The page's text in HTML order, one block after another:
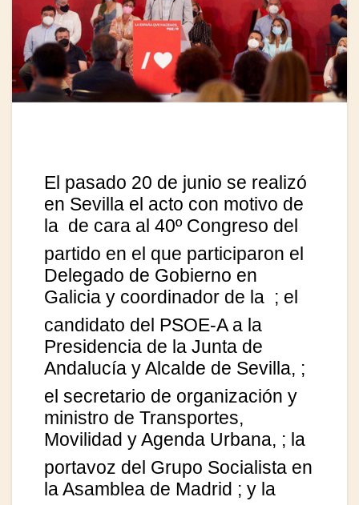
El pasado 20 de junio se realizó
en Sevilla el acto con motivo de
la de cara al 40º Congreso del
partido en el que participaron el
Delegado de Gobierno en
Galicia y coordinador de la ; el
candidato del PSOE-A a la
Presidencia de la Junta de
Andalucía y Alcalde de Sevilla, ;
el secretario de organización y
ministro de Transportes,
Movilidad y Agenda Urbana, ; la
portavoz del Grupo Socialista en
la Asamblea de Madrid ; y la